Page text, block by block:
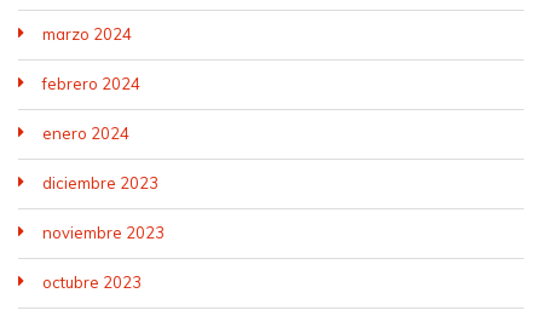
marzo 2024
febrero 2024
enero 2024
diciembre 2023
noviembre 2023
octubre 2023